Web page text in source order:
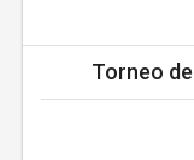
Torneo